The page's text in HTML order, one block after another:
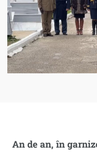
An de an, în